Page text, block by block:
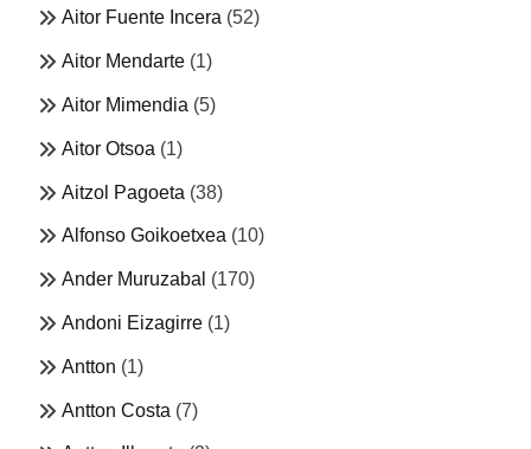
Aitor Fuente Incera (52)
Aitor Mendarte (1)
Aitor Mimendia (5)
Aitor Otsoa (1)
Aitzol Pagoeta (38)
Alfonso Goikoetxea (10)
Ander Muruzabal (170)
Andoni Eizagirre (1)
Antton (1)
Antton Costa (7)